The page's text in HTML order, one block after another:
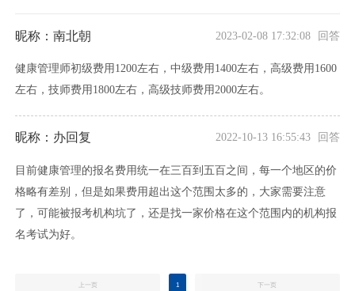
昵称：南北朝 2023-02-08 17:32:08 回答
健康管理师初级费用1200左右，中级费用1400左右，高级费用1600
左右，技师费用1800左右，高级技师费用2000左右。
昵称：办回复 2022-10-13 16:55:43 回答
目前健康管理的报名费用统一在三百到五百之间，每一个地区的价
格略有差别，但是如果费用超出这个范围太多的，大家需要注意
了，可能被报考机构坑了，还是找一家价格在这个范围内的机构报
名考试为好。
上一页 1 下一页